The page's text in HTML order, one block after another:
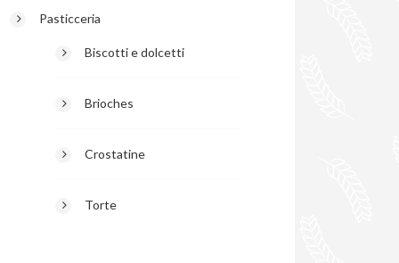
Pasticceria
Biscotti e dolcetti
Brioches
Crostatine
Torte